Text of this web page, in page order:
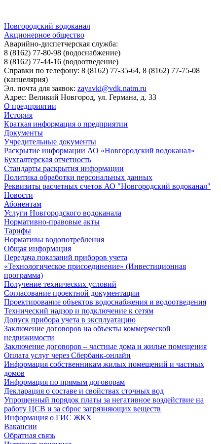
Новгородский водоканал
Акционерное общество
Аварийно-диспетчерская служба:
8 (8162) 77-80-98 (водоснабжение)
8 (8162) 77-44-16 (водоотведение)
Справки по телефону: 8 (8162) 77-35-64, 8 (8162) 77-75-08
(канцелярия)
Эл. почта для заявок: zayavki@vdk.natm.ru
Адрес: Великий Новгород, ул. Германа, д. 33
О предприятии
История
Краткая информация о предприятии
Документы
Учредительные документы
Раскрытие информации АО «Новгородский водоканал»
Бухгалтерская отчетность
Стандарты раскрытия информации
Политика обработки персональных данных
Реквизиты расчетных счетов АО "Новгородский водоканал"
Новости
Абонентам
Услуги Новгородского водоканала
Нормативно-правовые акты
Тарифы
Нормативы водопотребления
Общая информация
Передача показаний приборов учета
«Технологическое присоединение» (Инвестиционная
программа)
Получение технических условий
Согласование проектной документации
Проектирование объектов водоснабжения и водоотведения
Технический надзор и подключение к сетям
Допуск прибора учета в эксплуатацию
Заключение договоров на объекты коммерческой
недвижимости
Заключение договоров – частные дома и жилые помещения
Оплата услуг через Сбербанк-онлайн
Информация собственникам жилых помещений и частных
домов
Информация по прямым договорам
Декларация о составе и свойствах сточных вод
Упрощенный порядок платы за негативное воздействие на
работу ЦСВ и за сброс загрязняющих веществ
Информация о ГИС ЖКХ
Вакансии
Обратная связь